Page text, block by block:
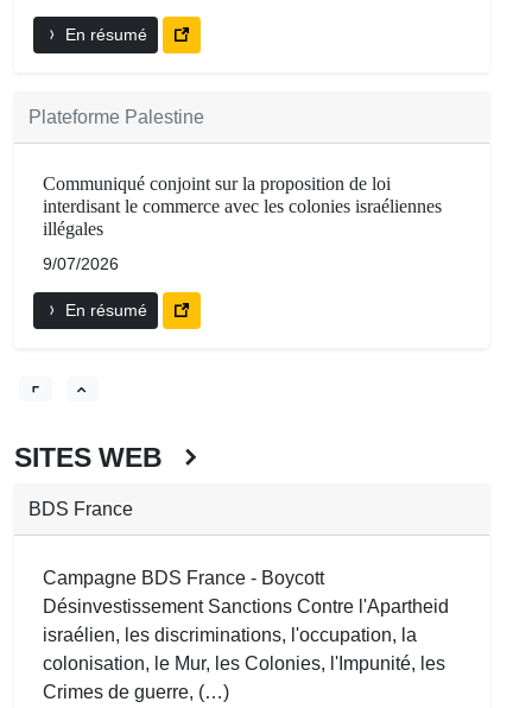
En résumé
Plateforme Palestine
Communiqué conjoint sur la proposition de loi
interdisant le commerce avec les colonies israéliennes
illégales
9/07/2026
En résumé
SITES WEB
BDS France
Campagne BDS France - Boycott
Désinvestissement Sanctions Contre l'Apartheid
israélien, les discriminations, l'occupation, la
colonisation, le Mur, les Colonies, l'Impunité, les
Crimes de guerre, (…)